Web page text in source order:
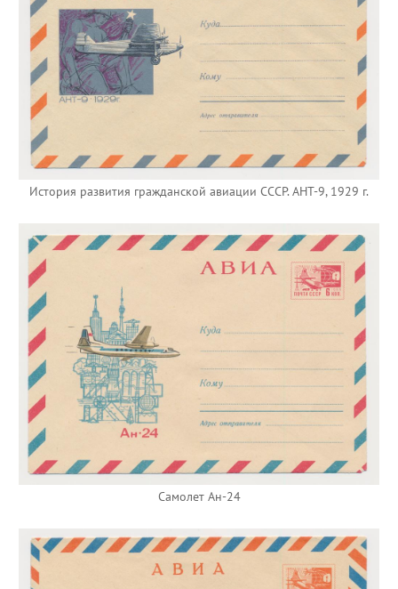
История развития гражданской авиации СССР. АНТ-9, 1929 г.
Самолет Ан-24